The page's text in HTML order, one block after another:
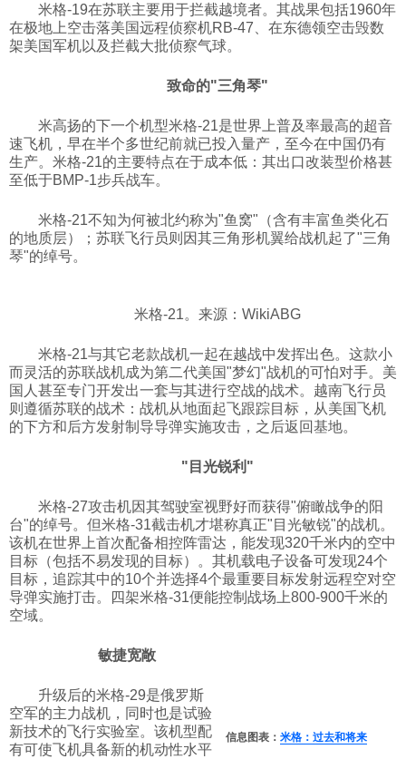
米格-19在苏联主要用于拦截越境者。其战果包括1960年
在极地上空击落美国远程侦察机RB-47、在东德领空击毁数
架美国军机以及拦截大批侦察气球。
致命的"三角琴"
米高扬的下一个机型米格-21是世界上普及率最高的超音
速飞机，早在半个多世纪前就已投入量产，至今在中国仍有
生产。米格-21的主要特点在于成本低：其出口改装型价格甚
至低于BMP-1步兵战车。
米格-21不知为何被北约称为"鱼窝"（含有丰富鱼类化石
的地质层）；苏联飞行员则因其三角形机翼给战机起了"三角
琴"的绰号。
米格-21。来源：WikiABG
米格-21与其它老款战机一起在越战中发挥出色。这款小
而灵活的苏联战机成为第二代美国"梦幻"战机的可怕对手。美
国人甚至专门开发出一套与其进行空战的战术。越南飞行员
则遵循苏联的战术：战机从地面起飞跟踪目标，从美国飞机
的下方和后方发射制导导弹实施攻击，之后返回基地。
"目光锐利"
米格-27攻击机因其驾驶室视野好而获得"俯瞰战争的阳
台"的绰号。但米格-31截击机才堪称真正"目光敏锐"的战机。
该机在世界上首次配备相控阵雷达，能发现320千米内的空中
目标（包括不易发现的目标）。其机载电子设备可发现24个
目标，追踪其中的10个并选择4个最重要目标发射远程空对空
导弹实施打击。四架米格-31便能控制战场上800-900千米的
空域。
信息图表： 米格：过去和将来
敏捷宽敞
升级后的米格-29是俄罗斯
空军的主力战机，同时也是试验
新技术的飞行实验室。该机型配
有可使飞机具备新的机动性水平